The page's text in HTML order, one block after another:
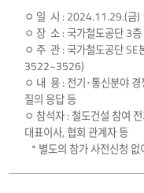
ㅇ 일 시 : 2024.11.29.(금
ㅇ 장 소 : 국가철도공단 3
ㅇ 주 관 : 국가철도공단
3522~3526)
ㅇ 내 용 : 전기･통신분야
질의 응답 등
ㅇ 참석자 : 철도건설 참여
대표이사, 협회 관계자 등
* 별도의 참가 사전신청